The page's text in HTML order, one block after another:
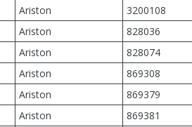
Ariston
3200108
Ariston
828036
Ariston
828074
Ariston
869308
Ariston
869379
Ariston 869381